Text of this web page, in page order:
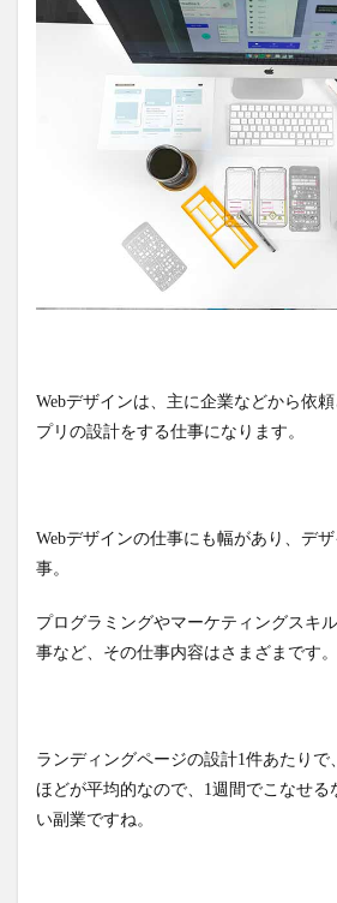
Webデザインは、主に企業などから依
プリの設計をする仕事になります。
Webデザインの仕事にも幅があり、デ
事。
プログラミングやマーケティングスキ
事など、その仕事内容はさまざまです。
ランディングページの設計1件あたりで
ほどが平均的なので、1週間でこなせる
い副業ですね。